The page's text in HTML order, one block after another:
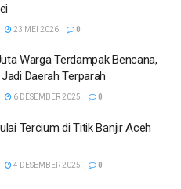
23 MEI 2026 0
Warga Terdampak Bencana,
Daerah Terparah
6 DESEMBER 2025 0
Tercium di Titik Banjir Aceh
4 DESEMBER 2025 0